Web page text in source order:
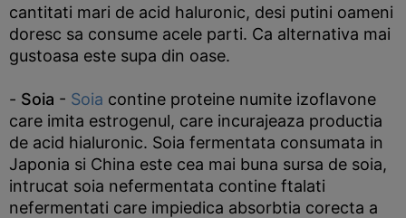
cantitati mari de acid haluronic, desi putini oameni
doresc sa consume acele parti. Ca alternativa mai
gustoasa este supa din oase.
- Soia - Soia contine proteine numite izoflavone
care imita estrogenul, care incurajeaza productia
de acid hialuronic. Soia fermentata consumata in
Japonia si China este cea mai buna sursa de soia,
intrucat soia nefermentata contine ftalati
nefermentati care impiedica absorbtia corecta a